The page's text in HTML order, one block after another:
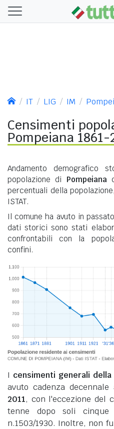
IT LIG IM
Censimenti
Pompeiana 1861-
Andamento demografico
popolazione di Pompeiana
percentuali della
ISTAT.
Il comune ha avuto in
dati storici sono stati
confrontabili con la
confini.
I censimenti generali della
avuto cadenza
2011, con l'eccezione del
tenne dopo soli
n.1503/1930. Inoltre, non